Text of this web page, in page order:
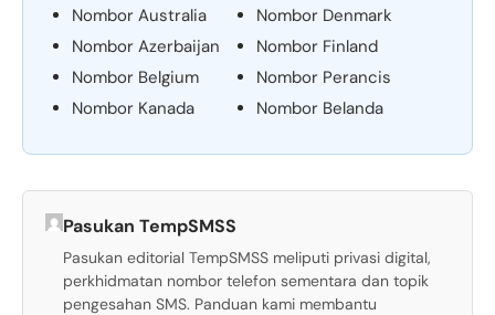
Nombor Australia
Nombor Azerbaijan
Nombor Belgium
Nombor Kanada
Nombor Denmark
Nombor Finland
Nombor Perancis
Nombor Belanda
Pasukan TempSMSS
Pasukan editorial TempSMSS meliputi privasi digital,
perkhidmatan nombor telefon sementara dan topik
pengesahan SMS. Panduan kami membantu